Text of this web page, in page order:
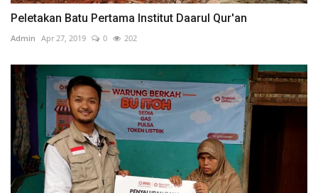
Peletakan Batu Pertama Institut Daarul Qur'an
Admin Apr 27, 2019 0 202